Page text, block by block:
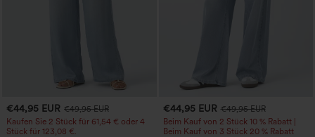
€44,95 EUR €49,95 EUR
Kaufen Sie 2 Stück für 61,54 € oder 4
Stück für 123,08 €.
€44,95 EUR €49,95 EUR
Beim Kauf von 2 Stück 10 % Rabatt |
Beim Kauf von 3 Stück 20 % Rabatt